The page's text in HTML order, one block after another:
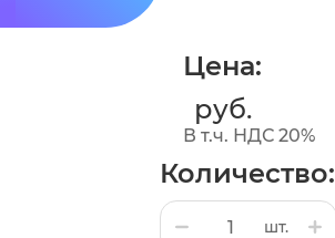
Цена:
руб.
В т.ч. НДС 20%
Количество:
шт.